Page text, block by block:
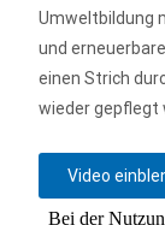
Umweltbildung
und
einen Strich
wieder gepflegt